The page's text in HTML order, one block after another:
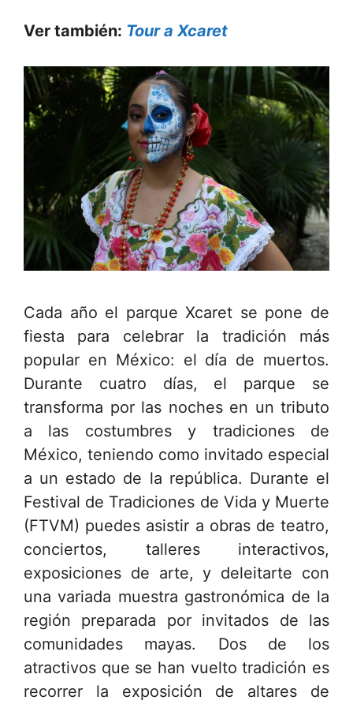
Ver también: Tour a Xcaret
Cada año el parque Xcaret se pone de
fiesta para celebrar la tradición más
popular en México: el día de muertos.
Durante cuatro días, el parque se
transforma por las noches en un tributo
a las costumbres y tradiciones de
México, teniendo como invitado especial
a un estado de la república. Durante el
Festival de Tradiciones de Vida y Muerte
(FTVM) puedes asistir a obras de teatro,
conciertos, talleres interactivos,
exposiciones de arte, y deleitarte con
una variada muestra gastronómica de la
región preparada por invitados de las
comunidades mayas. Dos de los
atractivos que se han vuelto tradición es
recorrer la exposición de altares de